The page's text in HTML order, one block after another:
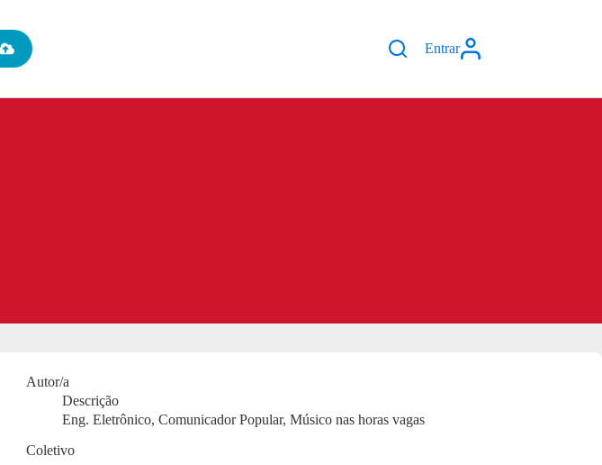
Entrar
Autor/a
Descrição
Eng. Eletrônico, Comunicador Popular, Músico nas horas vagas
Coletivo